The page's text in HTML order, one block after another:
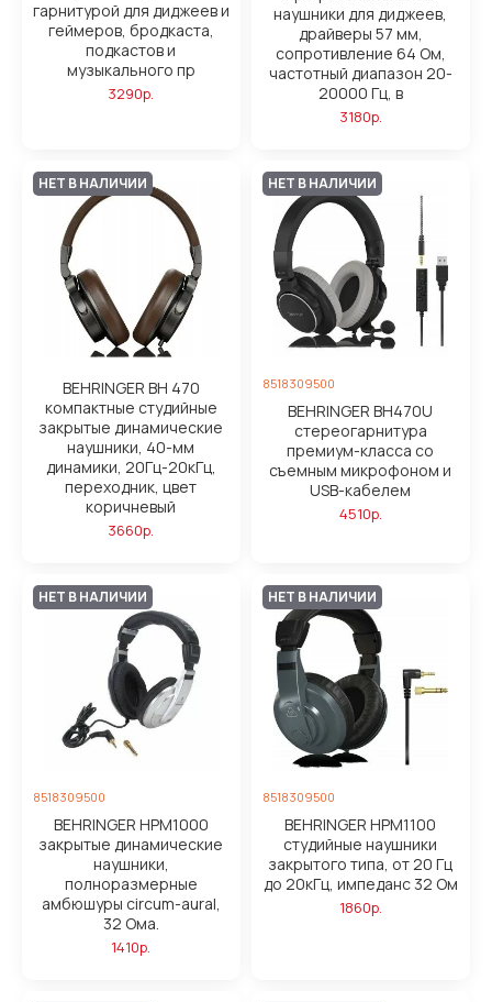
гарнитурой для диджеев и
геймеров, бродкаста,
подкастов и
музыкального пр
3290р.
наушники для диджеев,
драйверы 57 мм,
сопротивление 64 Ом,
частотный диапазон 20-
20000 Гц, в
3180р.
НЕТ В НАЛИЧИИ
BEHRINGER BH 470
компактные студийные
закрытые динамические
наушники, 40-мм
динамики, 20Гц-20кГц,
переходник, цвет
коричневый
3660р.
НЕТ В НАЛИЧИИ
8518309500
BEHRINGER BH470U
стереогарнитура
премиум-класса со
съемным микрофоном и
USB-кабелем
4510р.
НЕТ В НАЛИЧИИ
8518309500
BEHRINGER HPM1000
закрытые динамические
наушники,
полноразмерные
амбюшуры circum-aural,
32 Ома.
1410р.
НЕТ В НАЛИЧИИ
8518309500
BEHRINGER HPM1100
студийные наушники
закрытого типа, от 20 Гц
до 20кГц, импеданс 32 Ом
1860р.